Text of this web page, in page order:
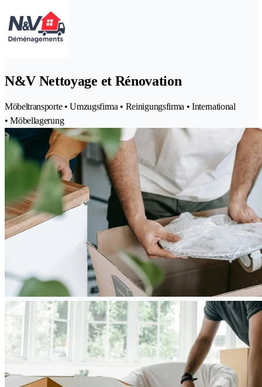
N&V Nettoyage et Rénovation
Möbeltransporte • Umzugsfirma • Reinigungsfirma • International
• Möbellagerung